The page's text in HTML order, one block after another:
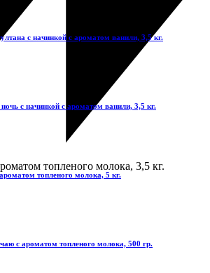
топленого молока, 3,5 кг.
с начинкой с ароматом ванили, 3,5 кг.
с начинкой с ароматом ванили, 3,5 кг.
топленого молока, 5 кг.
с ароматом топленого молока, 500 гр.